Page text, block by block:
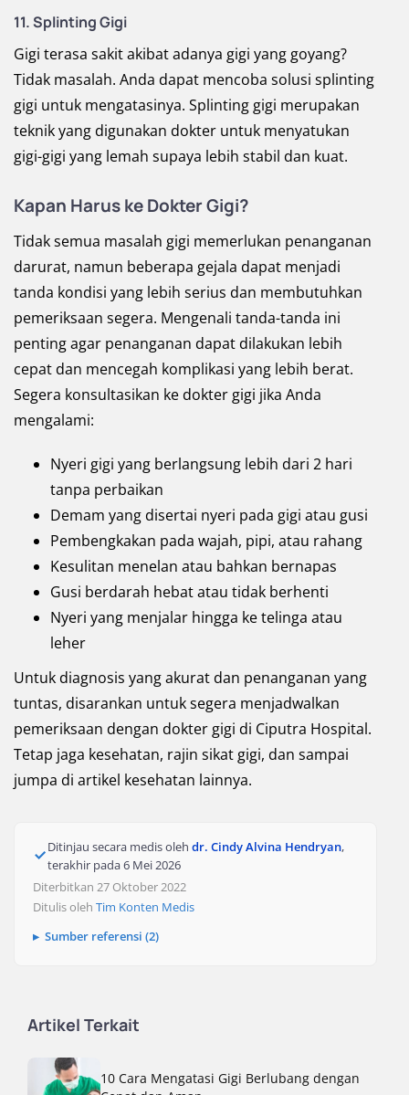
11. Splinting Gigi
Gigi terasa sakit akibat adanya gigi yang goyang?
Tidak masalah. Anda dapat mencoba solusi splinting
gigi untuk mengatasinya. Splinting gigi merupakan
teknik yang digunakan dokter untuk menyatukan
gigi-gigi yang lemah supaya lebih stabil dan kuat.
Kapan Harus ke Dokter Gigi?
Tidak semua masalah gigi memerlukan penanganan
darurat, namun beberapa gejala dapat menjadi
tanda kondisi yang lebih serius dan membutuhkan
pemeriksaan segera. Mengenali tanda-tanda ini
penting agar penanganan dapat dilakukan lebih
cepat dan mencegah komplikasi yang lebih berat.
Segera konsultasikan ke dokter gigi jika Anda
mengalami:
Nyeri gigi yang berlangsung lebih dari 2 hari
tanpa perbaikan
Demam yang disertai nyeri pada gigi atau gusi
Pembengkakan pada wajah, pipi, atau rahang
Kesulitan menelan atau bahkan bernapas
Gusi berdarah hebat atau tidak berhenti
Nyeri yang menjalar hingga ke telinga atau
leher
Untuk diagnosis yang akurat dan penanganan yang
tuntas, disarankan untuk segera menjadwalkan
pemeriksaan dengan dokter gigi di Ciputra Hospital.
Tetap jaga kesehatan, rajin sikat gigi, dan sampai
jumpa di artikel kesehatan lainnya.
Ditinjau secara medis oleh dr. Cindy Alvina Hendryan,
terakhir pada6 Mei 2026
Diterbitkan 27 Oktober 2022
Ditulis oleh Tim Konten Medis
Sumber referensi (2)
Artikel Terkait
10 Cara Mengatasi Gigi Berlubang dengan